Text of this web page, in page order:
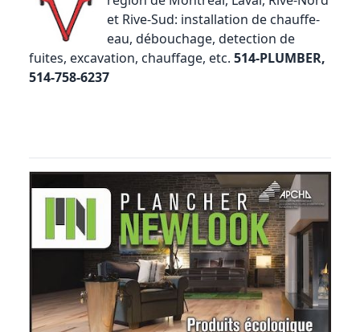
et Rive-Sud: installation de chauffe-
eau, débouchage, detection de
fuites, excavation, chauffage, etc. 514-PLUMBER,
514-758-6237